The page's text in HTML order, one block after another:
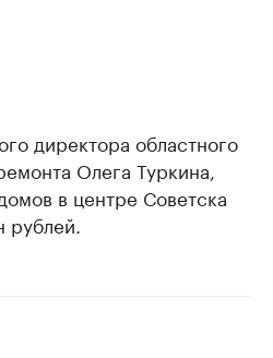
директора областного
Олега Туркина,
в центре Советска
рублей.